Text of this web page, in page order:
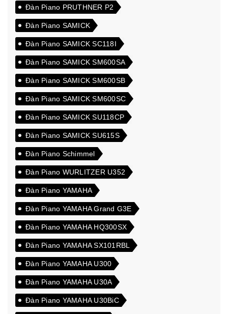
Đàn Piano PRUTHNER P2
Đàn Piano SAMICK
Đàn Piano SAMICK SC118I
Đàn Piano SAMICK SM600SA
Đàn Piano SAMICK SM600SB
Đàn Piano SAMICK SM600SC
Đàn Piano SAMICK SU118CP
Đàn Piano SAMICK SU615S
Đàn Piano Schimmel
Đàn Piano WURLITZER U352
Đàn Piano YAMAHA
Đàn Piano YAMAHA Grand G3E
Đàn Piano YAMAHA HQ300SX
Đàn Piano YAMAHA SX101RBL
Đàn Piano YAMAHA U300
Đàn Piano YAMAHA U30A
Đàn Piano YAMAHA U30BiC